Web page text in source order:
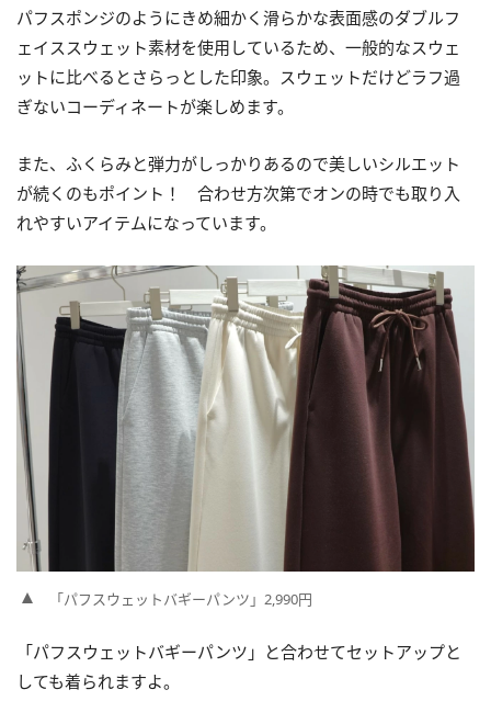
パフスポンジのようにきめ細かく滑らかな表面感のダブルフ
ェイススウェット素材を使用しているため、一般的なスウェ
ットに比べるとさらっとした印象。スウェットだけどラフ過
ぎないコーディネートが楽しめます。
また、ふくらみと弾力がしっかりあるので美しいシルエット
が続くのもポイント！ 合わせ方次第でオンの時でも取り入
れやすいアイテムになっています。
「パフスウェットバギーパンツ」2,990円
「パフスウェットバギーパンツ」と合わせてセットアップと
しても着られますよ。